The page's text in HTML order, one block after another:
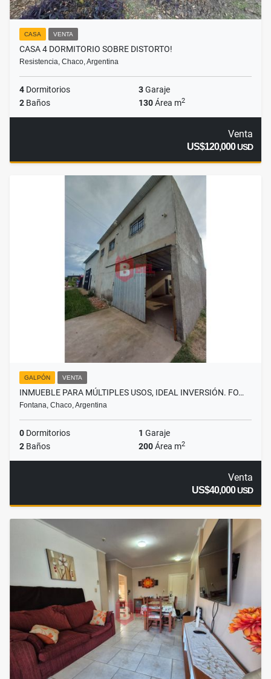
CASA VENTA
CASA 4 DORMITORIO SOBRE DISTORTO!
Resistencia, Chaco, Argentina
4 Dormitorios 3Garaje
2 Baños 130Área m2
Venta
US$120,000USD
GALPÓN VENTA
INMUEBLE PARA MÚLTIPLES USOS, IDEAL INVERSIÓN. FO…
Fontana, Chaco, Argentina
0 Dormitorios 1 Garaje
2 Baños 200Área m2
Venta
US$40,000USD